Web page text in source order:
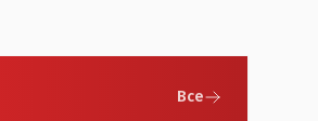
Все